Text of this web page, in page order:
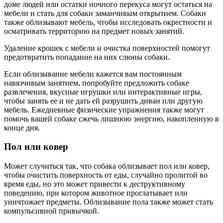
доме людей или остатки ночного перекуса могут остаться на
мебели и стать для собаки заманчивым открытием. Собаки
также облизывают мебель, чтобы исследовать окрестности и
осматривать территорию на предмет новых занятий.
Удаление крошек с мебели и очистка поверхностей помогут
предотвратить попадание на них слюны собаки.
Если облизывание мебели кажется вам постоянным
навязчивым занятием, попробуйте предложить собаке
развлечения, вкусные игрушки или интерактивные игры,
чтобы занять ее и не дать ей разрушить диван или другую
мебель. Ежедневные физические упражнения также могут
помочь вашей собаке сжечь лишнюю энергию, накопленную в
конце дня.
Пол или ковер
Может случиться так, что собака облизывает пол или ковер,
чтобы очистить поверхность от еды, случайно пролитой во
время еды, но это может привести к деструктивному
поведению, при котором животное проглатывает или
уничтожает предметы. Облизывание пола также может стать
компульсивной привычкой.